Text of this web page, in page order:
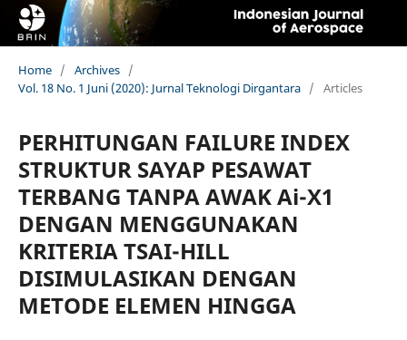
Home / Archives /
Vol. 18 No. 1 Juni (2020): Jurnal Teknologi Dirgantara / Articles
PERHITUNGAN FAILURE INDEX
STRUKTUR SAYAP PESAWAT
TERBANG TANPA AWAK Ai-X1
DENGAN MENGGUNAKAN
KRITERIA TSAI-HILL
DISIMULASIKAN DENGAN
METODE ELEMEN HINGGA